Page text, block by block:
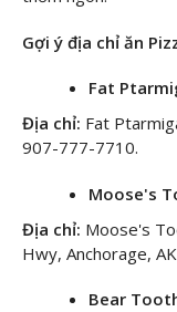
Gợi ý địa chỉ ăn
Fat
Địa chỉ: Fat
907-777-7710.
Moose's
Địa chỉ: Moose's
Hwy, Anchorage,
Bear